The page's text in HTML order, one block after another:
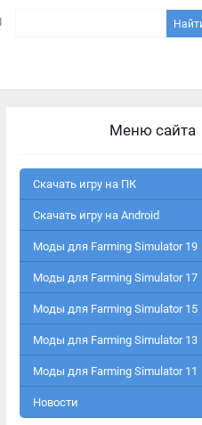
Меню сайта
Скачать игру на ПК
Скачать игру на Android
Моды для Farming Simulator 19
Моды для Farming Simulator 17
Моды для Farming Simulator 15
Моды для Farming Simulator 13
Моды для Farming Simulator 11
Новости